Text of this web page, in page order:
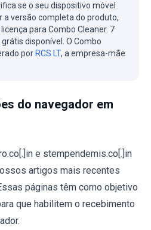
se o seu dispositivo móvel
a versão completa do produto,
para Combo Cleaner. 7
disponível. O Combo
por RCS LT, a empresa-mãe
do navegador em
e stempendemis.co[.]in
artigos mais recentes
páginas têm como objetivo
que habilitem o recebimento